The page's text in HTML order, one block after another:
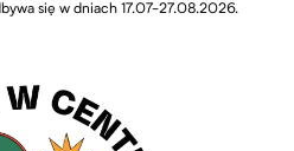
się w dniach 17.07-27.08.2026.